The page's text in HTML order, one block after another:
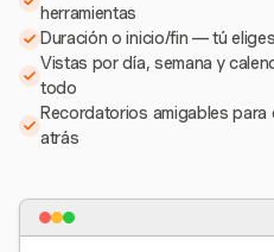
herramientas
Duración o inicio/fin — tú eliges
Vistas por día, semana y
todo
Recordatorios amigables
atrás